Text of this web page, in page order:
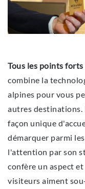
Tous les points
combine la
alpines pour vous
autres destinations.
façon unique
démarquer parmi
l'attention par son
confère un aspect
visiteurs aiment